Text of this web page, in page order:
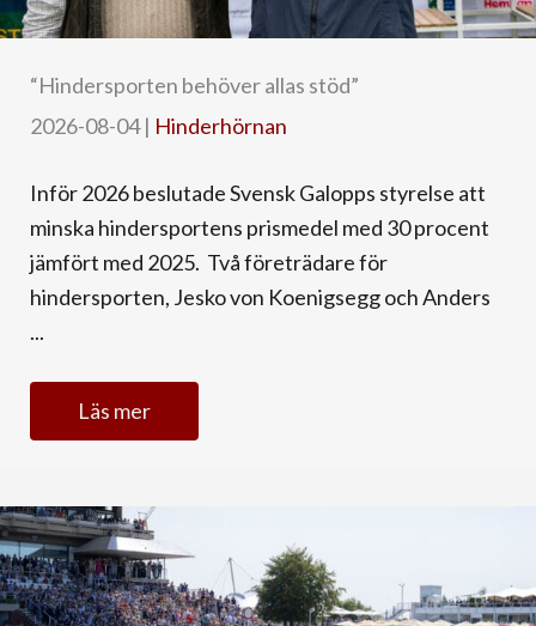
“Hindersporten behöver allas stöd”
2026-08-04| Hinderhörnan
Inför 2026 beslutade Svensk Galopps styrelse att
minska hindersportens prismedel med 30 procent
jämfört med 2025. Två företrädare för
hindersporten, Jesko von Koenigsegg och Anders
...
Läs mer